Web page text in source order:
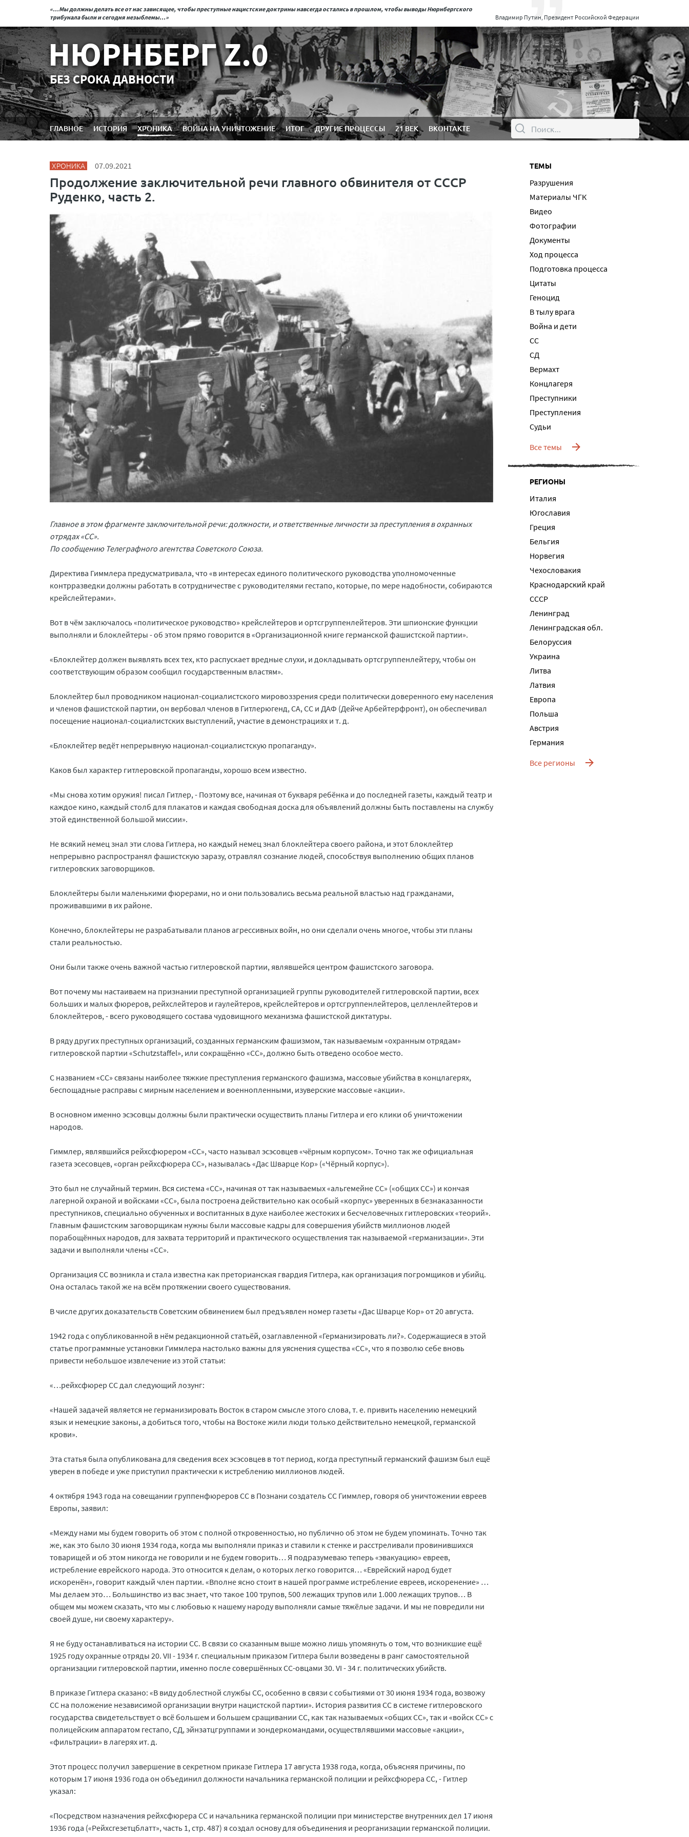
«...Мы должны делать все от нас зависящее, чтобы преступные нацистские доктрины навсегда остались в прошлом, чтобы выводы Нюрнбергского
трибунала были и сегодня незыблемы...»
Владимир Путин, Президент Российской Федерации
НЮРНБЕРГ Z.0
БЕЗ СРОКА ДАВНОСТИ
ГЛАВНОЕ ИСТОРИЯ ХРОНИКА ВОЙНА НА УНИЧТОЖЕНИЕ ИТОГ ДРУГИЕ ПРОЦЕССЫ 21 ВЕК ВКОНТАКТЕ
ХРОНИКА 07.09.2021
Продолжение заключительной речи главного обвинителя от СССР
Руденко, часть 2.
Главное в этом фрагменте заключительной речи: должности, и ответственные личности за преступления в охранных
отрядах «СС».
По сообщению Телеграфного агентства Советского Союза.
Директива Гиммлера предусматривала, что «в интересах единого политического руководства уполномоченные
контрразведки должны работать в сотрудничестве с руководителями гестапо, которые, по мере надобности, собираются
крейслейтерами».
Вот в чём заключалось «политическое руководство» крейслейтеров и ортсгруппенлейтеров. Эти шпионские функции
выполняли и блоклейтеры - об этом прямо говорится в «Организационной книге германской фашистской партии».
«Блоклейтер должен выявлять всех тех, кто распускает вредные слухи, и докладывать ортсгруппенлейтеру, чтобы он
соответствующим образом сообщил государственным властям».
Блоклейтер был проводником национал-социалистского мировоззрения среди политически доверенного ему населения
и членов фашистской партии, он вербовал членов в Гитлерюгенд, СА, СС и ДАФ (Дейче Арбейтерфронт), он обеспечивал
посещение национал-социалистских выступлений, участие в демонстрациях и т. д.
«Блоклейтер ведёт непрерывную национал-социалистскую пропаганду».
Каков был характер гитлеровской пропаганды, хорошо всем известно.
«Мы снова хотим оружия! писал Гитлер, - Поэтому все, начиная от букваря ребёнка и до последней газеты, каждый театр и
каждое кино, каждый столб для плакатов и каждая свободная доска для объявлений должны быть поставлены на службу
этой единственной большой миссии».
Не всякий немец знал эти слова Гитлера, но каждый немец знал блоклейтера своего района, и этот блоклейтер
непрерывно распространял фашистскую заразу, отравлял сознание людей, способствуя выполнению общих планов
гитлеровских заговорщиков.
Блоклейтеры были маленькими фюрерами, но и они пользовались весьма реальной властью над гражданами,
проживавшими в их районе.
Конечно, блоклейтеры не разрабатывали планов агрессивных войн, но они сделали очень многое, чтобы эти планы
стали реальностью.
Они были также очень важной частью гитлеровской партии, являвшейся центром фашистского заговора.
Вот почему мы настаиваем на признании преступной организацией группы руководителей гитлеровской партии, всех
больших и малых фюреров, рейхслейтеров и гаулейтеров, крейслейтеров и ортсгруппенлейтеров, целленлейтеров и
блоклейтеров, - всего руководящего состава чудовищного механизма фашистской диктатуры.
В ряду других преступных организаций, созданных германским фашизмом, так называемым «охранным отрядам»
гитлеровской партии «Schutzstaffel», или сокращённо «СС», должно быть отведено особое место.
С названием «СС» связаны наиболее тяжкие преступления германского фашизма, массовые убийства в концлагерях,
беспощадные расправы с мирным населением и военнопленными, изуверские массовые «акции».
В основном именно эсэсовцы должны были практически осуществить планы Гитлера и его клики об уничтожении
народов.
Гиммлер, являвшийся рейхсфюрером «СС», часто называл эсэсовцев «чёрным корпусом». Точно так же официальная
газета эсесовцев, «орган рейхсфюрера СС», называлась «Дас Шварце Кор» («Чёрный корпус»).
Это был не случайный термин. Вся система «СС», начиная от так называемых «альгемейне СС» («общих СС») и кончая
лагерной охраной и войсками «СС», была построена действительно как особый «корпус» уверенных в безнаказанности
преступников, специально обученных и воспитанных в духе наиболее жестоких и бесчеловечных гитлеровских «теорий».
Главным фашистским заговорщикам нужны были массовые кадры для совершения убийств миллионов людей
порабощённых народов, для захвата территорий и практического осуществления так называемой «германизации». Эти
задачи и выполняли члены «СС».
Организация СС возникла и стала известна как преторианская гвардия Гитлера, как организация погромщиков и убийц.
Она осталась такой же на всём протяжении своего существования.
В числе других доказательств Советским обвинением был предъявлен номер газеты «Дас Шварце Кор» от 20 августа.
1942 года с опубликованной в нём редакционной статьёй, озаглавленной «Германизировать ли?». Содержащиеся в этой
статье программные установки Гиммлера настолько важны для уяснения существа «СС», что я позволю себе вновь
привести небольшое извлечение из этой статьи:
«…рейхсфюрер СС дал следующий лозунг:
«Нашей задачей является не германизировать Восток в старом смысле этого слова, т. е. привить населению немецкий
язык и немецкие законы, а добиться того, чтобы на Востоке жили люди только действительно немецкой, германской
крови».
Эта статья была опубликована для сведения всех эсэсовцев в тот период, когда преступный германский фашизм был ещё
уверен в победе и уже приступил практически к истреблению миллионов людей.
4 октября 1943 года на совещании группенфюреров СС в Познани создатель СС Гиммлер, говоря об уничтожении евреев
Европы, заявил:
«Между нами мы будем говорить об этом с полной откровенностью, но публично об этом не будем упоминать. Точно так
же, как это было 30 июня 1934 года, когда мы выполняли приказ и ставили к стенке и расстреливали провинившихся
товарищей и об этом никогда не говорили и не будем говорить… Я подразумеваю теперь «эвакуацию» евреев,
истребление еврейского народа. Это относится к делам, о которых легко говорится… «Еврейский народ будет
искоренён», говорит каждый член партии. «Вполне ясно стоит в нашей программе истребление евреев, искоренение» …
Мы делаем это… Большинство из вас знает, что такое 100 трупов, 500 лежащих трупов или 1.000 лежащих трупов… В
общем мы можем сказать, что мы с любовью к нашему народу выполняли самые тяжёлые задачи. И мы не повредили ни
своей душе, ни своему характеру».
Я не буду останавливаться на истории СС. В связи со сказанным выше можно лишь упомянуть о том, что возникшие ещё
1925 году охранные отряды 20. VII - 1934 г. специальным приказом Гитлера были возведены в ранг самостоятельной
организации гитлеровской партии, именно после совершённых СС-овцами 30. VI - 34 г. политических убийств.
В приказе Гитлера сказано: «В виду доблестной службы СС, особенно в связи с событиями от 30 июня 1934 года, возвожу
СС на положение независимой организации внутри нацистской партии». История развития СС в системе гитлеровского
государства свидетельствует о всё большем и большем сращивании СС, как так называемых «общих СС», так и «войск СС» с
полицейским аппаратом гестапо, СД, эйнзатцгруппами и зондеркомандами, осуществлявшими массовые «акции»,
«фильтрации» в лагерях ит. д.
Этот процесс получил завершение в секретном приказе Гитлера 17 августа 1938 года, когда, объясняя причины, по
которым 17 июня 1936 года он объединил должности начальника германской полиции и рейхсфюрера СС, - Гитлер
указал:
«Посредством назначения рейхсфюрера СС и начальника германской полиции при министерстве внутренних дел 17 июня
1936 года («Рейхсгезетцблатт», часть 1, стр. 487) я создал основу для объединения и реорганизации германской полиции.
ТЕМЫ
Разрушения
Материалы ЧГК
Видео
Фотографии
Документы
Ход процесса
Подготовка процесса
Цитаты
Геноцид
В тылу врага
Война и дети
СС
СД
Вермахт
Концлагеря
Преступники
Преступления
Судьи
Все темы
РЕГИОНЫ
Италия
Югославия
Греция
Бельгия
Норвегия
Чехословакия
Краснодарский край
СССР
Ленинград
Ленинградская обл.
Белоруссия
Украина
Литва
Латвия
Европа
Польша
Австрия
Германия
Все регионы